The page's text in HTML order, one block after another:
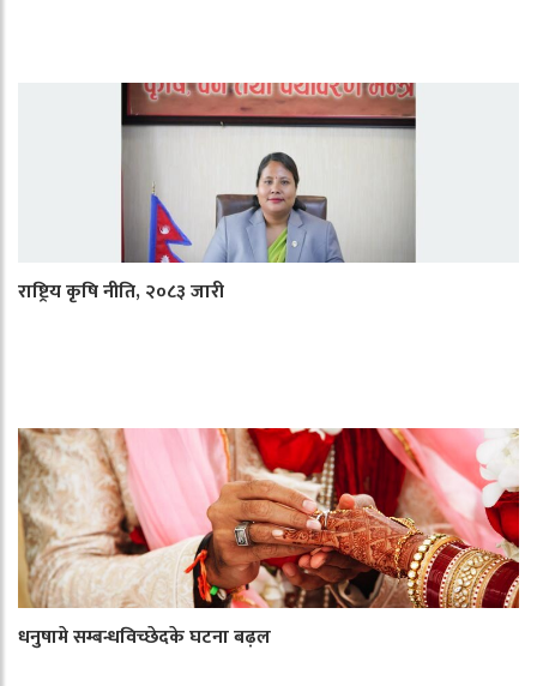
राष्ट्रिय कृषि नीति, २०८३ जारी
धनुषामे सम्बन्धविच्छेदके घटना बढ़ल